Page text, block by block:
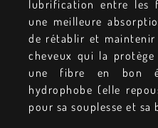
lubrification entre les
une meilleure
de rétablir et
cheveux qui la
une fibre en bon
hydrophobe (elle
pour sa souplesse et sa